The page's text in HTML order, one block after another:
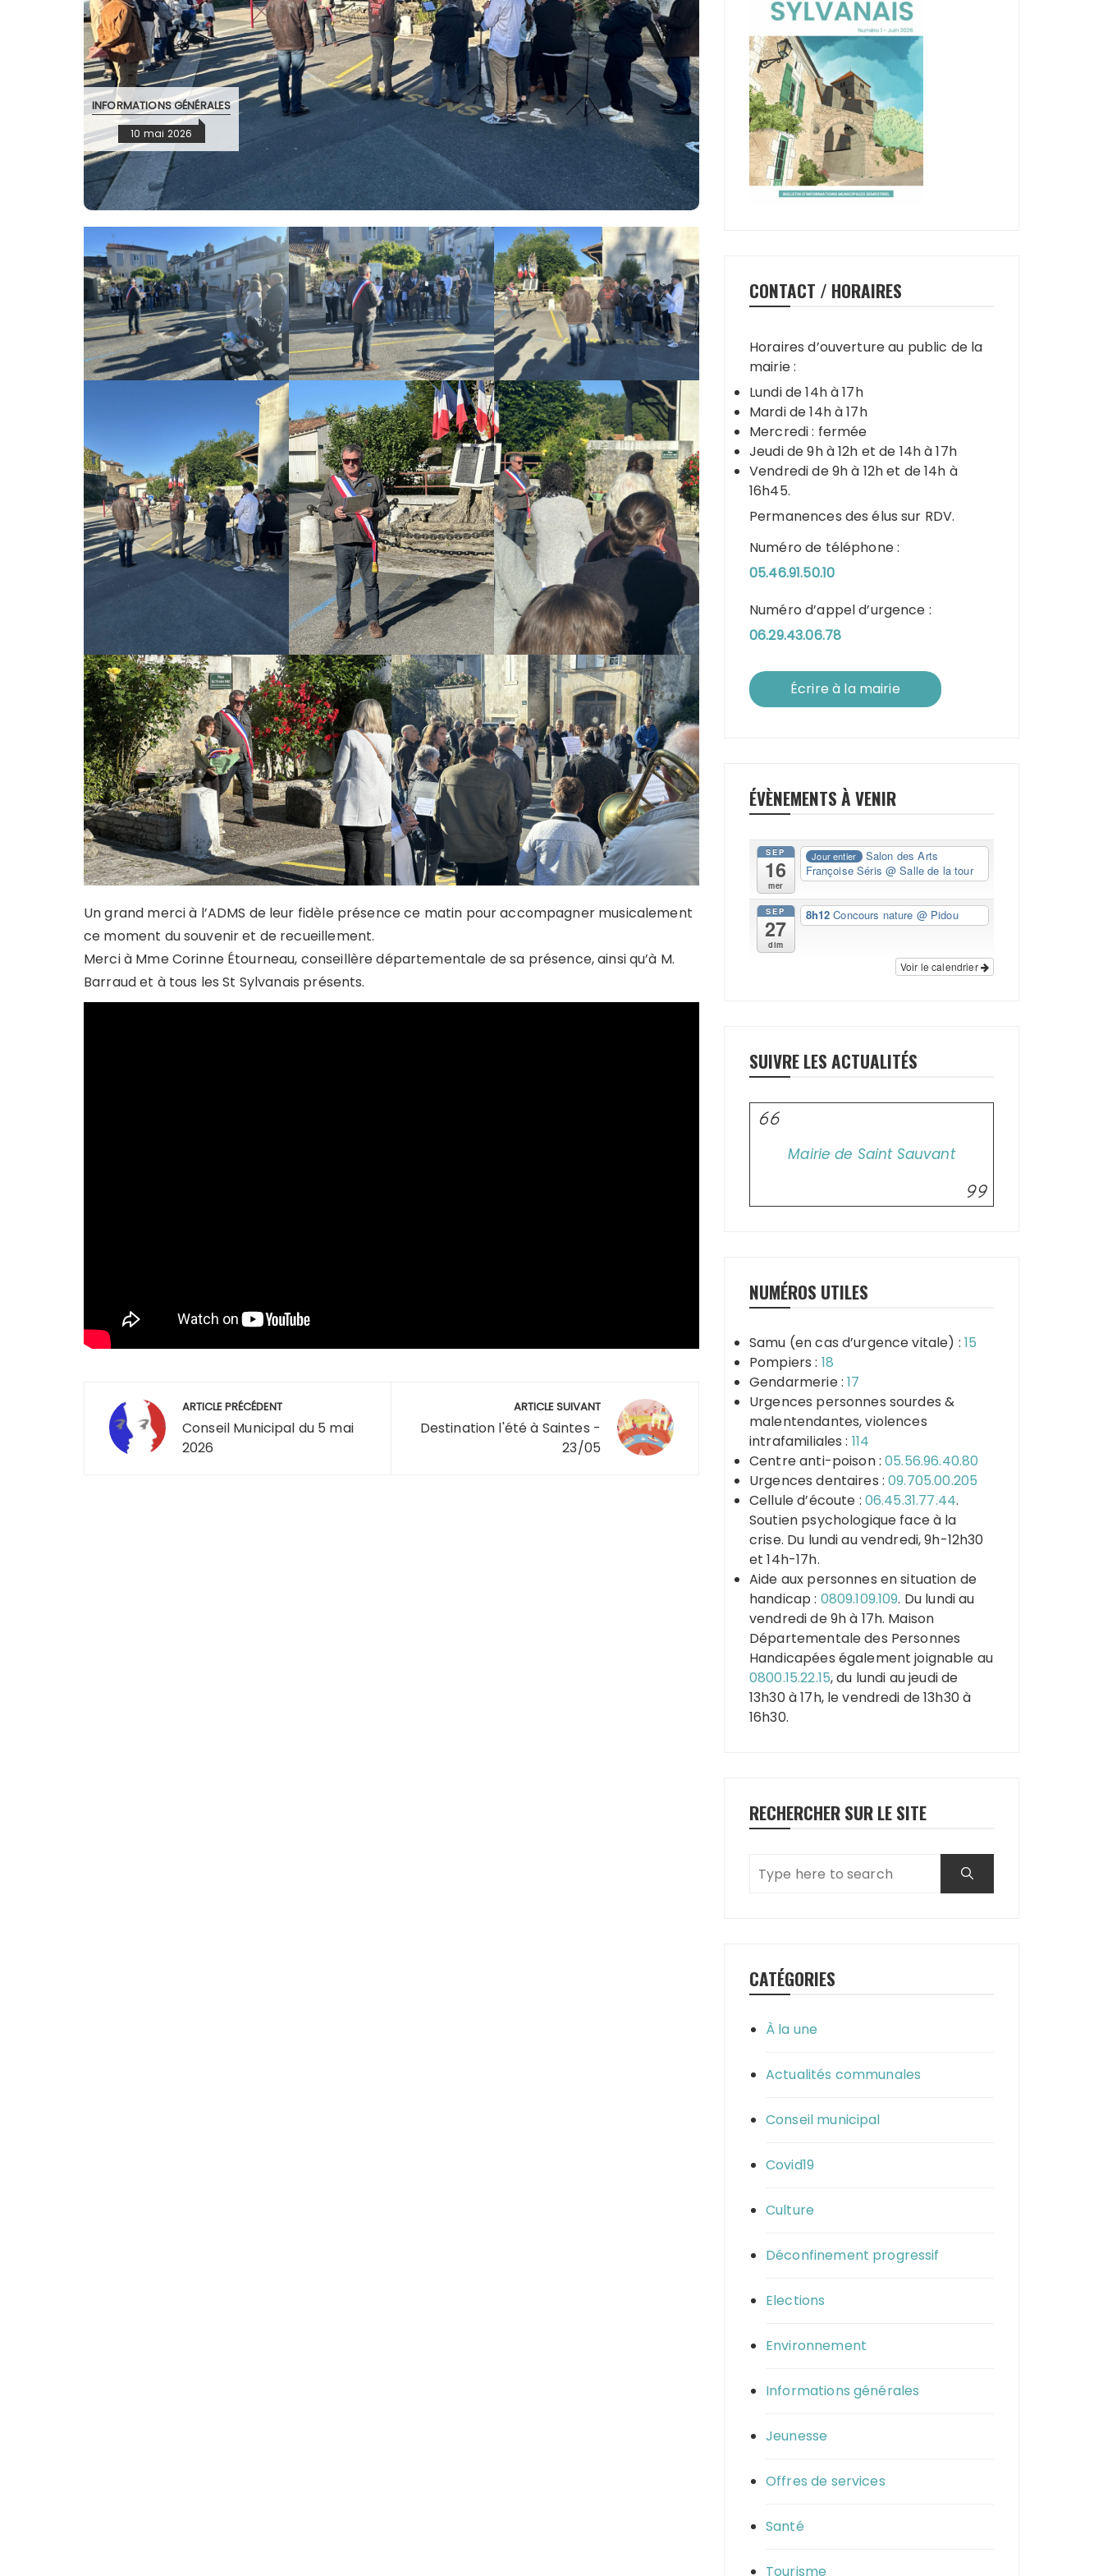
INFORMATIONS GÉNÉRALES
10 mai 2026
Un grand merci à l’ADMS de leur fidèle présence ce matin pour accompagner musicalement
ce moment du souvenir et de recueillement.
Merci à Mme Corinne Étourneau, conseillère départementale de sa présence, ainsi qu’à M.
Barraud et à tous les St Sylvanais présents.
Navigation
de
l’article
ARTICLE PRÉCÉDENT
Conseil Municipal du 5 mai
2026
ARTICLE SUIVANT
Destination l'été à Saintes -
23/05
CONTACT / HORAIRES
Horaires d’ouverture au public de la
mairie :
Lundi de 14h à 17h
Mardi de 14h à 17h
Mercredi : fermée
Jeudi de 9h à 12h et de 14h à 17h
Vendredi de 9h à 12h et de 14h à
16h45.
Permanences des élus sur RDV.
Numéro de téléphone :
05.46.91.50.10
Numéro d’appel d’urgence :
06.29.43.06.78
Écrire à la mairie
ÉVÈNEMENTS À VENIR
SEP
16
mer
Jour entier
Salon des Arts
Françoise Séris @ Salle de la tour
SEP
27
dim
8h12Concours nature @ Pidou
Voir le calendrier
SUIVRE LES ACTUALITÉS
Mairie de Saint Sauvant
NUMÉROS UTILES
Samu (en cas d’urgence vitale) : 15
Pompiers : 18
Gendarmerie :17
Urgences personnes sourdes &
malentendantes, violences
intrafamiliales : 114
Centre anti-poison :05.56.96.40.80
Urgences dentaires :09.705.00.205
Cellule d’écoute : 06.45.31.77.44.
Soutien psychologique face à la
crise. Du lundi au vendredi, 9h-12h30
et 14h-17h.
Aide aux personnes en situation de
handicap : 0809.109.109. Du lundi au
vendredi de 9h à 17h. Maison
Départementale des Personnes
Handicapées également joignable au
0800.15.22.15, du lundi au jeudi de
13h30 à 17h, le vendredi de 13h30 à
16h30.
RECHERCHER SUR LE SITE
CATÉGORIES
À la une
Actualités communales
Conseil municipal
Covid19
Culture
Déconfinement progressif
Elections
Environnement
Informations générales
Jeunesse
Offres de services
Santé
Tourisme